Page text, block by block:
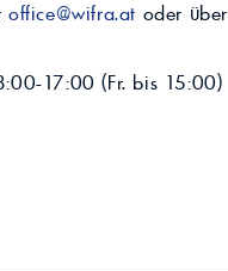
office@wifra.at oder über
17:00 (Fr. bis 15:00)